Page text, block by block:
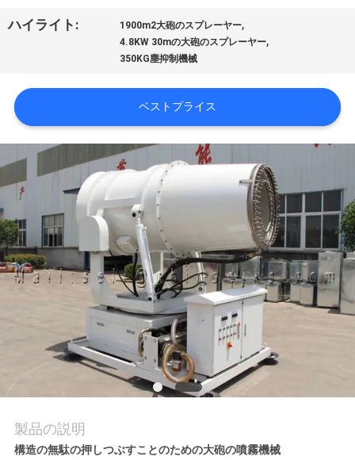
工
行
品
質
管
理
達
絡
ハイライト: 1900m2大砲のスプレーヤー,
4.8KW 30mの大砲のスプレーヤー,
350KG塵抑制機械
ベストプライス
製品の説明
構造の無駄の押しつぶすことのための大砲の噴霧機械